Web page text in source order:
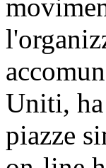
Uniti,
piazze